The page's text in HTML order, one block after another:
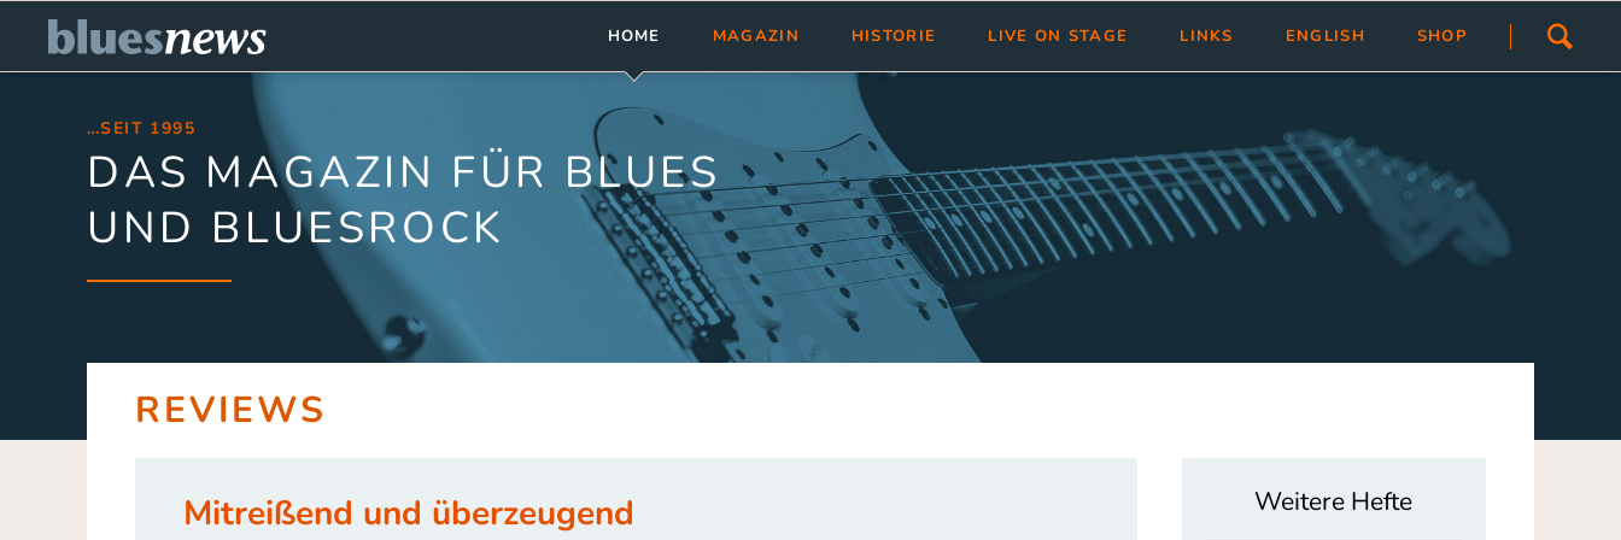
überspringen
HOME MAGAZIN
Aktuelle Ausgabe
bluesnews ab Nr. 101
bluesnews Nr. 51 - 100
bluesnews Nr. 01 - 50
Leserservice
HISTORIE
bluesnews-Magazin
bluesnews Collection
bluesnewsletter
Blues Guide Germany
LIVE ON STAGE
Termine eintragen
LINKS
Link hinzfügen/ändern
ENGLISH SHOP
…SEIT 1995
DAS MAGAZIN FÜR BLUES
UND BLUESROCK
REVIEWS
Mitreißend und überzeugend Weitere Hefte